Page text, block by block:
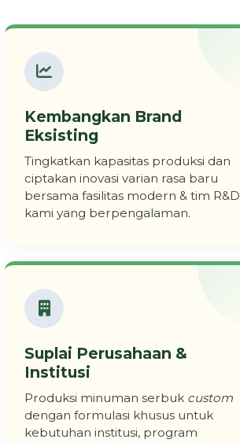
Kembangkan Brand
Eksisting
Tingkatkan kapasitas produksi dan
ciptakan inovasi varian rasa baru
bersama fasilitas modern & tim R&D
kami yang berpengalaman.
Suplai Perusahaan &
Institusi
Produksi minuman serbuk custom
dengan formulasi khusus untuk
kebutuhan institusi, program